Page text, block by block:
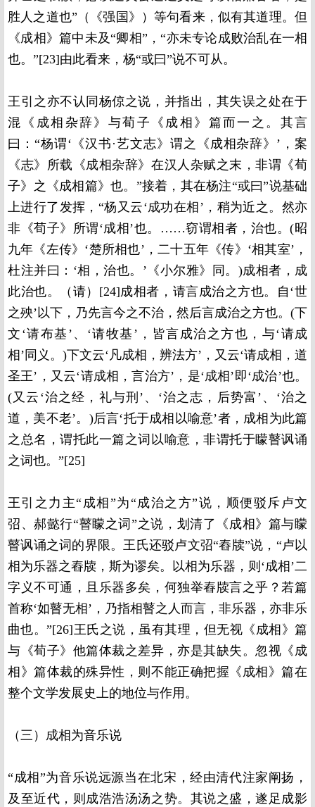
胜人之道也”（《强国》）等句看来，似有其道理。但
《成相》篇中未及“卿相”，“亦未专论成败治乱在一相
也。”[23]由此看来，杨“或曰”说不可从。
王引之亦不认同杨倞之说，并指出，其失误之处在于
混《成相杂辞》与荀子《成相》篇而一之。其言
曰：“杨谓‘《汉书·艺文志》谓之《成相杂辞》’，案
《志》所载《成相杂辞》在汉人杂赋之末，非谓《荀
子》之《成相篇》也。”接着，其在杨注“或曰”说基础
上进行了发挥，“杨又云‘成功在相’，稍为近之。然亦
非《荀子》所谓‘成相’也。……窃谓相者，治也。(昭
九年《左传》‘楚所相也’，二十五年《传》‘相其室’，
杜注并曰：‘相，治也。’《小尔雅》同。)成相者，成
此治也。（请）[24]成相者，请言成治之方也。自‘世
之殃’以下，乃先言今之不治，然后言成治之方也。(下
文‘请布基’、‘请牧基’，皆言成治之方也，与‘请成
相’同义。)下文云‘凡成相，辨法方’，又云‘请成相，道
圣王’，又云‘请成相，言治方’，是‘成相’即‘成治’也。
(又云‘治之经，礼与刑’、‘治之志，后势富’、‘治之
道，美不老’。)后言‘托于成相以喻意’者，成相为此篇
之总名，谓托此一篇之词以喻意，非谓托于矇瞽讽诵
之词也。”[25]
王引之力主“成相”为“成治之方”说，顺便驳斥卢文
弨、郝懿行“瞽矇之词”之说，划清了《成相》篇与矇
瞽讽诵之词的界限。王氏还驳卢文弨“舂牍”说，“卢以
相为乐器之舂牍，斯为谬矣。以相为乐器，则‘成相’二
字义不可通，且乐器多矣，何独举舂牍言之乎？若篇
首称‘如瞽无相’，乃指相瞽之人而言，非乐器，亦非乐
曲也。”[26]王氏之说，虽有其理，但无视《成相》篇
与《荀子》他篇体裁之差异，亦是其缺失。忽视《成
相》篇体裁的殊异性，则不能正确把握《成相》篇在
整个文学发展史上的地位与作用。
（三）成相为音乐说
“成相”为音乐说远源当在北宋，经由清代注家阐扬，
及至近代，则成浩浩汤汤之势。其说之盛，遂足成影